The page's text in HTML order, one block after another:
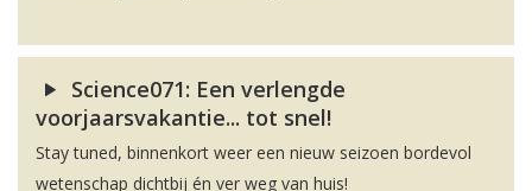
Science071: Een verlengde
voorjaarsvakantie... tot snel!
Stay tuned, binnenkort weer een nieuw seizoen bordevol
wetenschap dichtbij én ver weg van huis!